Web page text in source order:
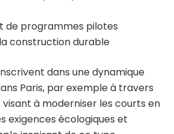
de programmes pilotes
construction durable
dans une dynamique
Paris, par exemple à travers
à moderniser les courts en
exigences écologiques et